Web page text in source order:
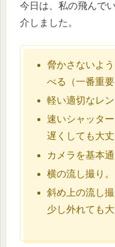
今日は、私の飛んで
介しました。
脅かさないよ
べる（一番重要
軽い適切なレン
速いシャッタ
遅くしても大丈
カメラを基本通
横の流し撮り。
斜め上の流し
少し外れても